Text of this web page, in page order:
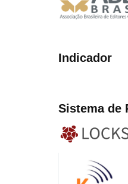
Indicador
Sistema de